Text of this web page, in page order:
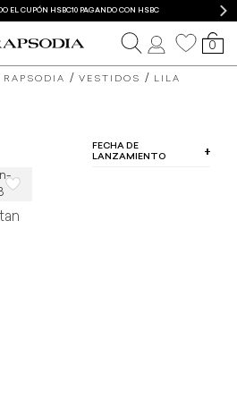
EL CUPÓN HSBC10 PAGANDO CON HSBC
0
RAPSODIA VESTIDOS LILA
FECHA DE
LANZAMIENTO